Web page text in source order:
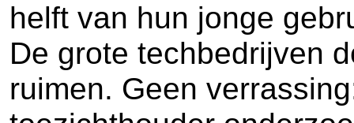
helft van hun jonge
De grote techbedrijven
ruimen. Geen